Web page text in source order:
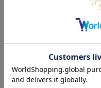
たっぷり820mlサイズ
業を快適にす
たっぷり飲める大容量820ml！真
閉できるスライド蓋は、付属のス